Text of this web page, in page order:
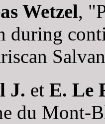
Wetzel,
during
J. et E. Le
du Mont-